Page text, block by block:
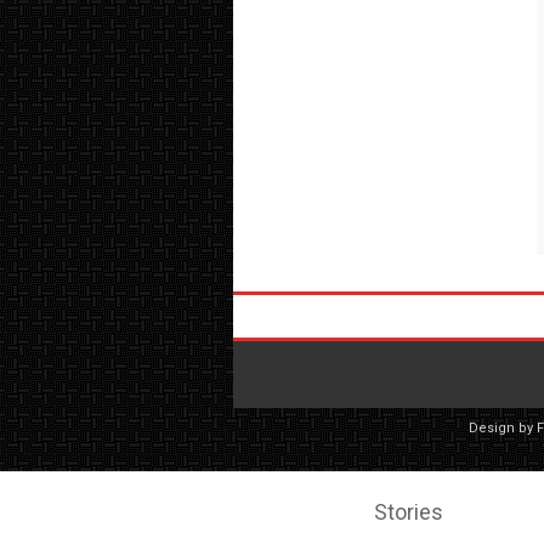
Design by
Stories